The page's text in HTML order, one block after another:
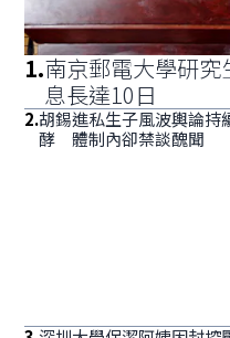
1.南京郵電大學研
息長達10日
2.胡錫進私生子風波輿論持
酵 體制內卻禁談醜聞